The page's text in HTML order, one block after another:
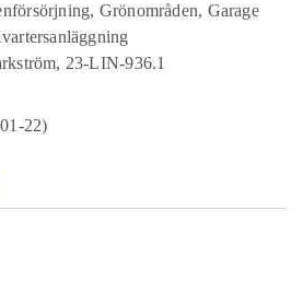
Grönområden, Garage
23-LIN-936.1
22)